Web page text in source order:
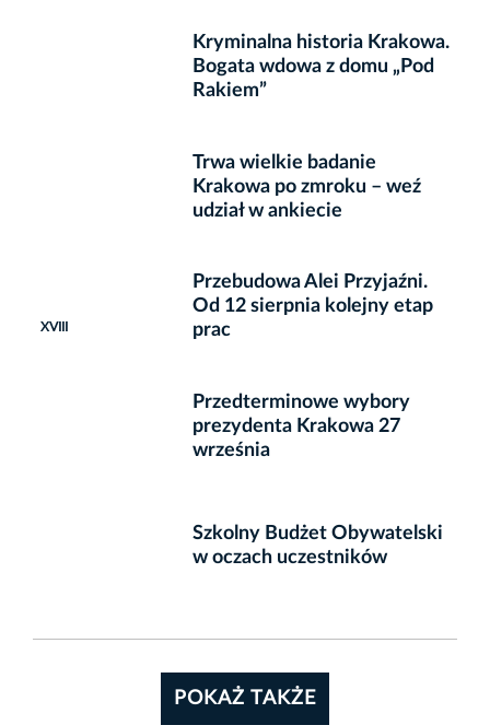
Kryminalna historia Krakowa.
Bogata wdowa z domu „Pod
Rakiem”
Trwa wielkie badanie
Krakowa po zmroku – weź
udział w ankiecie
XVIII
Przebudowa Alei Przyjaźni.
Od 12 sierpnia kolejny etap
prac
Przedterminowe wybory
prezydenta Krakowa 27
września
Szkolny Budżet Obywatelski
w oczach uczestników
POKAŻ TAKŻE